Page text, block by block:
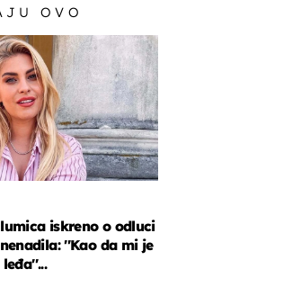
OVO
iskreno o odluci
''Kao da mi je